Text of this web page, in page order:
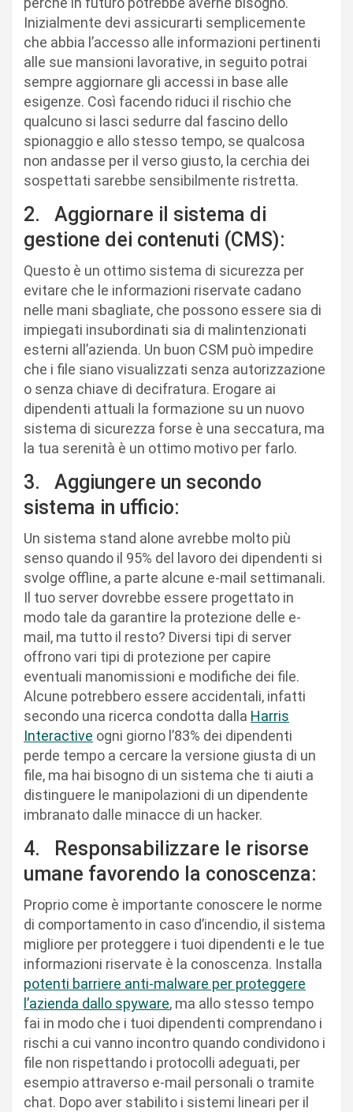
Inizialmente devi assicurarti semplicemente
che abbia l’accesso alle informazioni pertinenti
alle sue mansioni lavorative, in seguito potrai
sempre aggiornare gli accessi in base alle
esigenze. Così facendo riduci il rischio che
qualcuno si lasci sedurre dal fascino dello
spionaggio e allo stesso tempo, se qualcosa
non andasse per il verso giusto, la cerchia dei
sospettati sarebbe sensibilmente ristretta.
2. Aggiornare il sistema di
gestione dei contenuti (CMS):
Questo è un ottimo sistema di sicurezza per
evitare che le informazioni riservate cadano
nelle mani sbagliate, che possono essere sia di
impiegati insubordinati sia di malintenzionati
esterni all’azienda. Un buon CSM può impedire
che i file siano visualizzati senza autorizzazione
o senza chiave di decifratura. Erogare ai
dipendenti attuali la formazione su un nuovo
sistema di sicurezza forse è una seccatura, ma
la tua serenità è un ottimo motivo per farlo.
3. Aggiungere un secondo
sistema in ufficio:
Un sistema stand alone avrebbe molto più
senso quando il 95% del lavoro dei dipendenti si
svolge offline, a parte alcune e-mail settimanali.
Il tuo server dovrebbe essere progettato in
modo tale da garantire la protezione delle e-
mail, ma tutto il resto? Diversi tipi di server
offrono vari tipi di protezione per capire
eventuali manomissioni e modifiche dei file.
Alcune potrebbero essere accidentali, infatti
secondo una ricerca condotta dalla Harris
Interactive ogni giorno l’83% dei dipendenti
perde tempo a cercare la versione giusta di un
file, ma hai bisogno di un sistema che ti aiuti a
distinguere le manipolazioni di un dipendente
imbranato dalle minacce di un hacker.
4. Responsabilizzare le risorse
umane favorendo la conoscenza:
Proprio come è importante conoscere le norme
di comportamento in caso d’incendio, il sistema
migliore per proteggere i tuoi dipendenti e le tue
informazioni riservate è la conoscenza. Installa
potenti barriere anti-malware per proteggere
l’azienda dallo spyware, ma allo stesso tempo
fai in modo che i tuoi dipendenti comprendano i
rischi a cui vanno incontro quando condividono i
file non rispettando i protocolli adeguati, per
esempio attraverso e-mail personali o tramite
chat. Dopo aver stabilito i sistemi lineari per il